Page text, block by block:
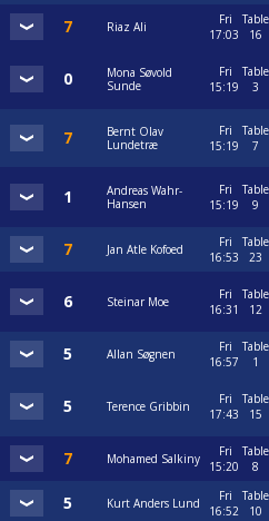
Riaz Ali
Fri
17:03
Table
16
Mona Søvold
Sunde
Fri
15:19
Table
3
Bernt Olav
Lundetræ
Fri
15:19
Table
7
Andreas Wahr-
Hansen
Fri
15:19
Table
9
Jan Atle Kofoed
Fri
16:53
Table
23
Steinar Moe
Fri
16:31
Table
12
Allan Søgnen
Fri
16:57
Table
1
Terence Gribbin
Fri
17:43
Table
15
Mohamed Salkiny
Fri
15:20
Table
8
Kurt Anders Lund
Fri
16:52
Table
10